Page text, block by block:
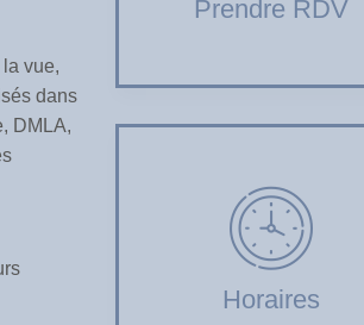
vue,
dans
DMLA,
Prendre RDV
Horaires